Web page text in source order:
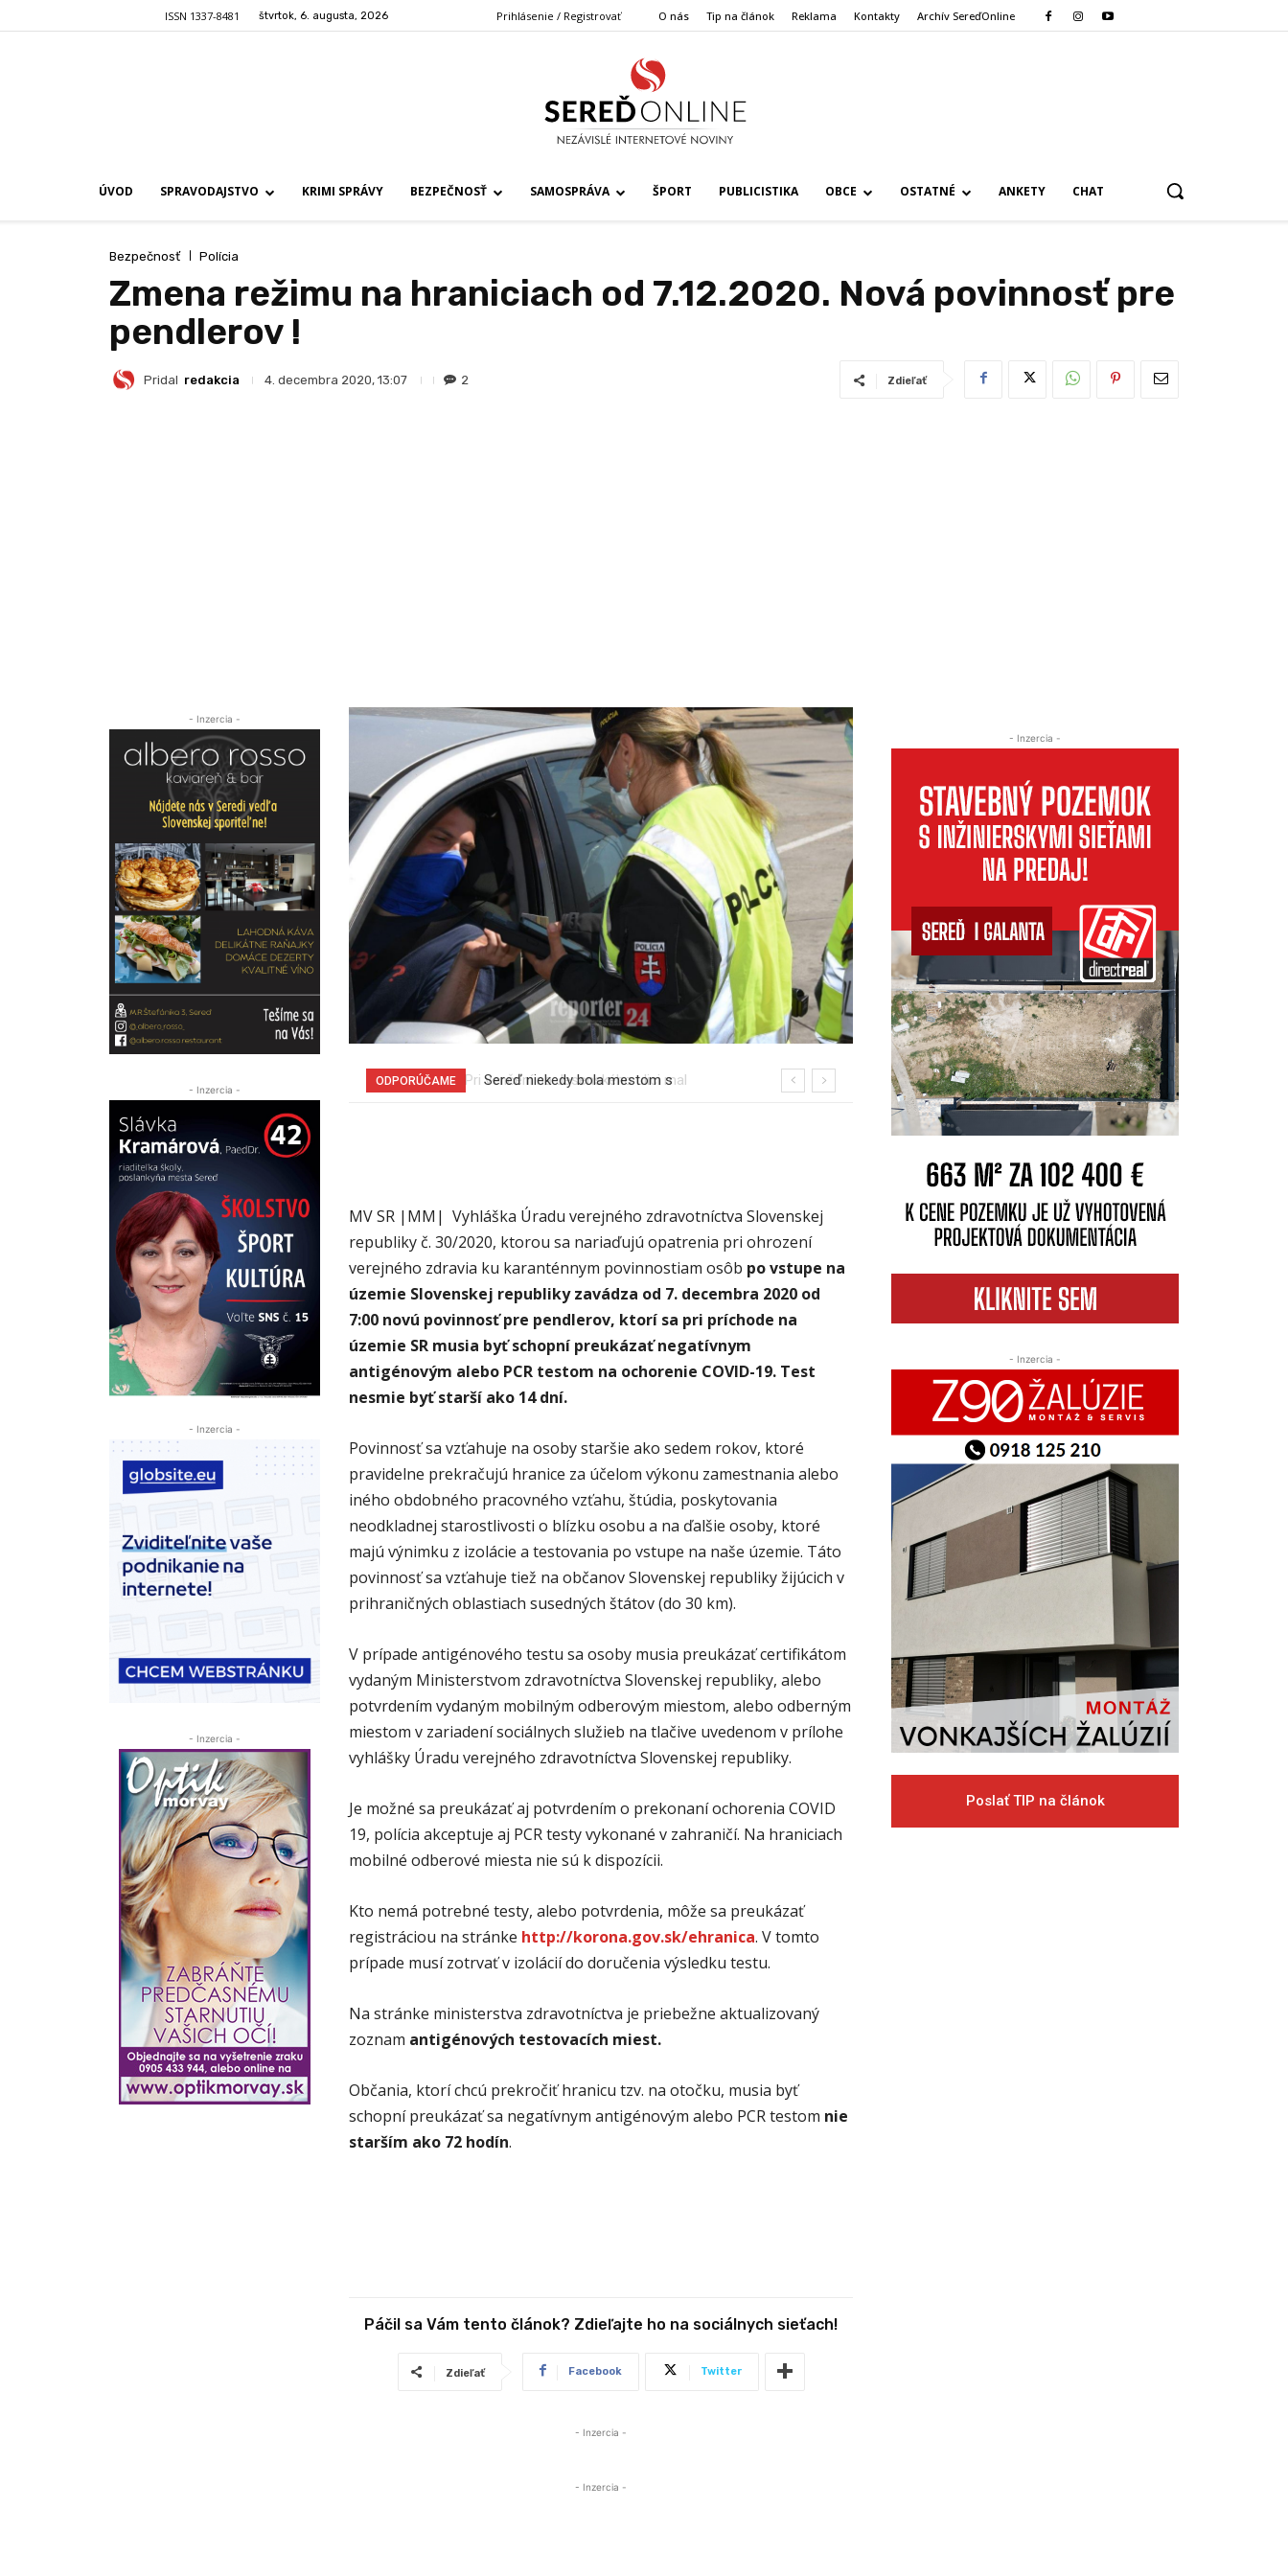
ISSN 1337-8481 štvrtok, 6. augusta, 2026 Prihlásenie / Registrovať O nás Tip na článok Reklama Kontakty Archív SereďOnline
ÚVOD SPRAVODAJSTVO KRIMI SPRÁVY BEZPEČNOSŤ SAMOSPRÁVA ŠPORT PUBLICISTIKA OBCE OSTATNÉ ANKETY CHAT
Bezpečnosť Polícia
Zmena režimu na hraniciach od 7.12.2020. Nová povinnosť pre
pendlerov !
Pridal redakcia 4. decembra 2020, 13:07 2 Zdieľať
- Inzercia -
- Inzercia -
- Inzercia -
- Inzercia -
ODPORÚČAME
Sereď niekedy bola mestom s
MV SR |MM| Vyhláška Úradu verejného zdravotníctva Slovenskej
republiky č. 30/2020, ktorou sa nariaďujú opatrenia pri ohrození
verejného zdravia ku karanténnym povinnostiam osôb po vstupe na
územie Slovenskej republiky zavádza od 7. decembra 2020 od
7:00 novú povinnosť pre pendlerov, ktorí sa pri príchode na
územie SR musia byť schopní preukázať negatívnym
antigénovým alebo PCR testom na ochorenie COVID-19. Test
nesmie byť starší ako 14 dní.
Povinnosť sa vzťahuje na osoby staršie ako sedem rokov, ktoré
pravidelne prekračujú hranice za účelom výkonu zamestnania alebo
iného obdobného pracovného vzťahu, štúdia, poskytovania
neodkladnej starostlivosti o blízku osobu a na ďalšie osoby, ktoré
majú výnimku z izolácie a testovania po vstupe na naše územie. Táto
povinnosť sa vzťahuje tiež na občanov Slovenskej republiky žijúcich v
prihraničných oblastiach susedných štátov (do 30 km).
V prípade antigénového testu sa osoby musia preukázať certifikátom
vydaným Ministerstvom zdravotníctva Slovenskej republiky, alebo
potvrdením vydaným mobilným odberovým miestom, alebo odberným
miestom v zariadení sociálnych služieb na tlačive uvedenom v prílohe
vyhlášky Úradu verejného zdravotníctva Slovenskej republiky.
Je možné sa preukázať aj potvrdením o prekonaní ochorenia COVID
19, polícia akceptuje aj PCR testy vykonané v zahraničí. Na hraniciach
mobilné odberové miesta nie sú k dispozícii.
Kto nemá potrebné testy, alebo potvrdenia, môže sa preukázať
registráciou na stránke http://korona.gov.sk/ehranica. V tomto
prípade musí zotrvať v izolácií do doručenia výsledku testu.
Na stránke ministerstva zdravotníctva je priebežne aktualizovaný
zoznam antigénových testovacích miest.
Občania, ktorí chcú prekročiť hranicu tzv. na otočku, musia byť
schopní preukázať sa negatívnym antigénovým alebo PCR testom nie
starším ako 72 hodín.
Páčil sa Vám tento článok? Zdieľajte ho na sociálnych sieťach!
Zdieľať Facebook Twitter
- Inzercia -
- Inzercia -
- Inzercia -
- Inzercia -
Poslať TIP na článok